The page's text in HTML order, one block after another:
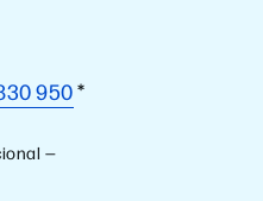
950*
—